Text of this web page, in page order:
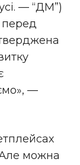
— “ДМ”)
перед
—
можна